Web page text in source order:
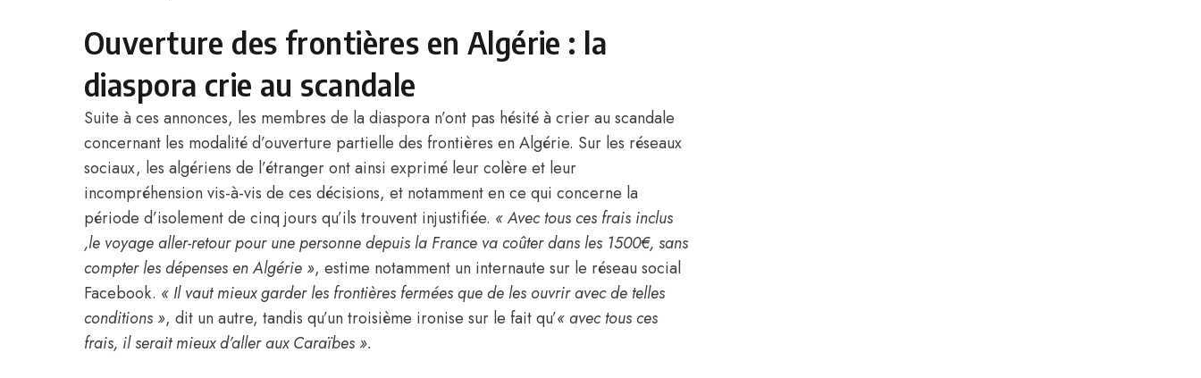
Ouverture des frontières en Algérie : la
diaspora crie au scandale
Suite à ces annonces, les membres de la diaspora n’ont pas hésité à crier au scandale
concernant les modalité d’ouverture partielle des frontières en Algérie. Sur les réseaux
sociaux, les algériens de l’étranger ont ainsi exprimé leur colère et leur
incompréhension vis-à-vis de ces décisions, et notamment en ce qui concerne la
période d’isolement de cinq jours qu’ils trouvent injustifiée. « Avec tous ces frais inclus
,le voyage aller-retour pour une personne depuis la France va coûter dans les 1500€, sans
compter les dépenses enAlgérie », estime notamment un internaute sur le réseau social
Facebook. « Il vaut mieux garder les frontières fermées que de les ouvrir avec de telles
conditions », dit un autre, tandis qu’un troisième ironise sur le fait qu’« avec tous ces
frais, il serait mieux d’aller aux Caraïbes ».